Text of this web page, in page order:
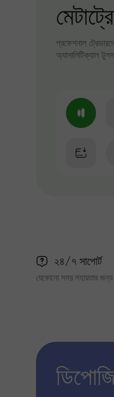
প্রফেশনাল
অ্যানালিটিক্যাল
২৪/৭ সাপোর্ট
যেকোনো সময় সহায়তার জন্য